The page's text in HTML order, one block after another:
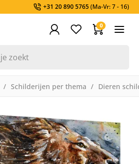
+31 20 890 5765(Ma-Vr: 7 - 16)
0
Schilderijen per thema Dieren